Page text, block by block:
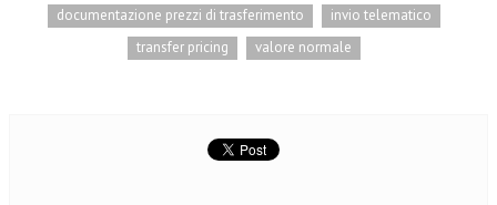
DIRITTO TRIBUTARIO
FISCALITÀ INTERNAZIONALE
CRIMINOLOGIA TRIBUTARIA
documentazione prezzi di trasferimento
invio telematico
transfer pricing
valore normale